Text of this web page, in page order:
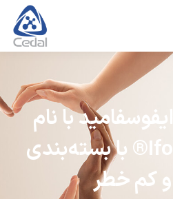
با نام
تجاری IfoCedal®️ با بسته‌بندی
کم خطر